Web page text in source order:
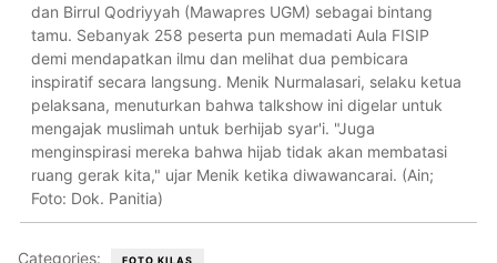
dan Birrul Qodriyyah (Mawapres UGM) sebagai bintang
tamu. Sebanyak 258 peserta pun memadati Aula FISIP
demi mendapatkan ilmu dan melihat dua pembicara
inspiratif secara langsung. Menik Nurmalasari, selaku ketua
pelaksana, menuturkan bahwa talkshow ini digelar untuk
mengajak muslimah untuk berhijab syar'i. "Juga
menginspirasi mereka bahwa hijab tidak akan membatasi
ruang gerak kita," ujar Menik ketika diwawancarai. (Ain;
Foto: Dok. Panitia)
Categories: FOTO KILAS